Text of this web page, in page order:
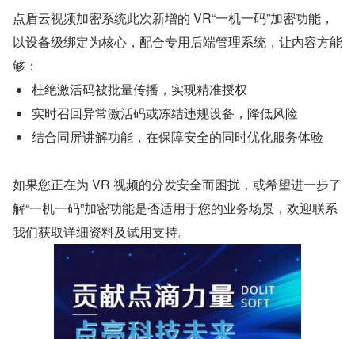
点盾云视频加密系统此次新增的 VR“一机一码”加密功能，
以设备级绑定为核心，配合专用后端管理系统，让内容方能
够：
杜绝激活码被批量传播，实现精准授权
实时召回异常激活码或冻结违规设备，降低风险
结合同屏讲解功能，在保障安全的同时优化服务体验
如果您正在为 VR 视频的分发安全而困扰，或希望进一步了
解“一机一码”加密功能是否适用于您的业务场景，欢迎联系
我们获取详细资料及试用支持。